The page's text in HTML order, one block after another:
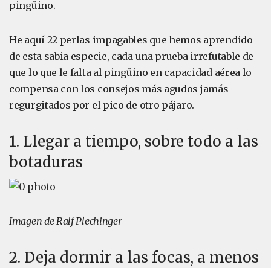
pingüino.
He aquí 22 perlas impagables que hemos aprendido
de esta sabia especie, cada una prueba irrefutable de
que lo que le falta al pingüino en capacidad aérea lo
compensa con los consejos más agudos jamás
regurgitados por el pico de otro pájaro.
1. Llegar a tiempo, sobre todo a las
botaduras
Imagen de Ralf Plechinger
2. Deja dormir a las focas, a menos